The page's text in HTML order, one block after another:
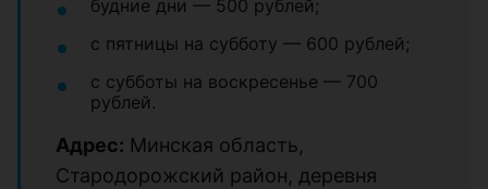
будние дни — 500 рублей;
с пятницы на субботу — 600 рублей;
с субботы на воскресенье — 700
рублей.
Адрес: Минская область,
Стародорожский район, деревня